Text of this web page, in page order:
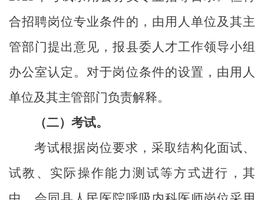
合招聘岗位专业条件的，由用人单位及其主
管部门提出意见，报县委人才工作领导小组
办公室认定。对于岗位条件的设置，由用人
单位及其主管部门负责解释。
（二）考试。
考试根据岗位要求，采取结构化面试、
试教、实际操作能力测试等方式进行，其